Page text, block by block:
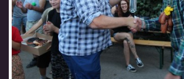
VIDLÁCKÝ VÍCEBOJ 2023
CENÍK